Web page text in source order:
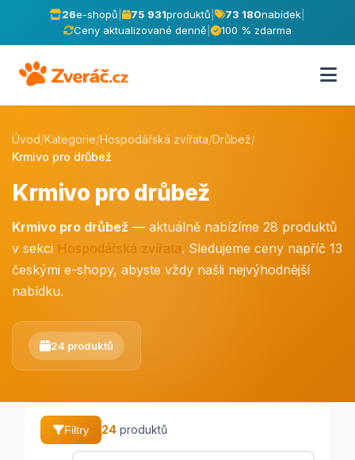
26e-shopů 75 931produktů 73 180nabídek
Ceny aktualizované denně
100 % zdarma
Úvod/Kategorie/Hospodářská zvířata/Drůbež/
Krmivo pro drůbež
Krmivo pro drůbež
Krmivo pro drůbež — aktuálně nabízíme 28 produktů
v sekci Hospodářská zvířata. Sledujeme ceny napříč 13
českými e-shopy, abyste vždy našli nejvýhodnější
nabídku.
24 produktů
Filtry 24 produktů